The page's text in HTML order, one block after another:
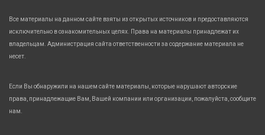
Все материалы на данном сайте взяты из открытых источников и предоставляются
исключительно в ознакомительных целях. Права на материалы принадлежат их
владельцам. Администрация сайта ответственности за содержание материала не
несет.
Если Вы обнаружили на нашем сайте материалы, которые нарушают авторские
права, принадлежащие Вам, Вашей компании или организации, пожалуйста, сообщите
нам.